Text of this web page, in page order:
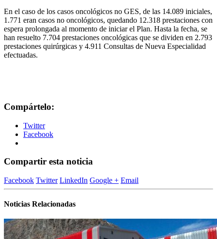
En el caso de los casos oncológicos no GES, de las 14.089 iniciales,
1.771 eran casos no oncológicos, quedando 12.318 prestaciones con
espera prolongada al momento de iniciar el Plan. Hasta la fecha, se
han resuelto 7.704 prestaciones oncológicas que se dividen en 2.793
prestaciones quirúrgicas y 4.911 Consultas de Nueva Especialidad
efectuadas.
Compártelo:
Twitter
Facebook
Compartir esta noticia
Facebook Twitter LinkedIn Google + Email
Noticias Relacionadas